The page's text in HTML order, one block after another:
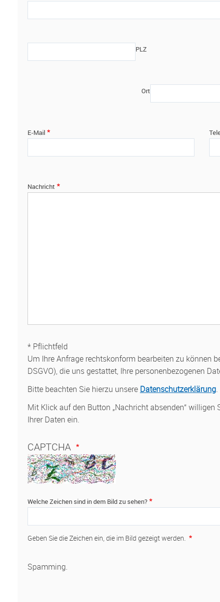
PLZ
Ort
E-Mail
Nachricht
* Pflichtfeld
Um Ihre Anfrage rechtskonform bearbeiten zu können
DSGVO), die uns gestattet, Ihre personenbezogenen
Bitte beachten Sie hierzu unsere Datenschutzerklärung.
Mit Klick auf den Button „Nachricht absenden“
Ihrer Daten ein.
CAPTCHA
Welche Zeichen sind in dem Bild zu sehen?
Geben Sie die Zeichen ein, die im Bild gezeigt werden.
Spamming.